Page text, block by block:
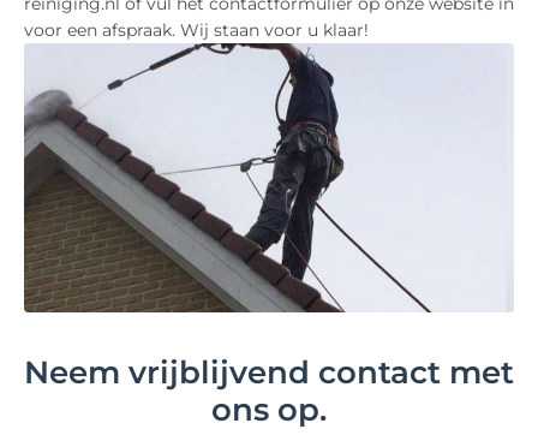
voor een afspraak. Wij staan voor u klaar!
Neem vrijblijvend contact met
ons op.